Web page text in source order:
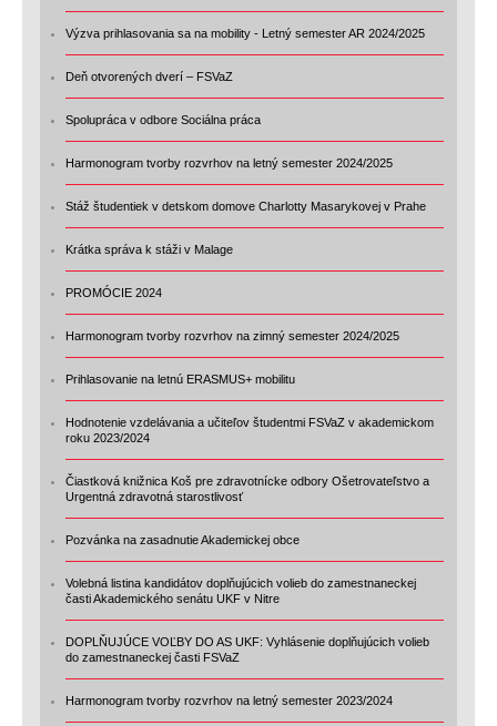
Výzva prihlasovania sa na mobility - Letný semester AR 2024/2025
Deň otvorených dverí – FSVaZ
Spolupráca v odbore Sociálna práca
Harmonogram tvorby rozvrhov na letný semester 2024/2025
Stáž študentiek v detskom domove Charlotty Masarykovej v Prahe
Krátka správa k stáži v Malage
PROMÓCIE 2024
Harmonogram tvorby rozvrhov na zimný semester 2024/2025
Prihlasovanie na letnú ERASMUS+ mobilitu
Hodnotenie vzdelávania a učiteľov študentmi FSVaZ v akademickom
roku 2023/2024
Čiastková knižnica Koš pre zdravotnícke odbory Ošetrovateľstvo a
Urgentná zdravotná starostlivosť
Pozvánka na zasadnutie Akademickej obce
Volebná listina kandidátov doplňujúcich volieb do zamestnaneckej
časti Akademického senátu UKF v Nitre
DOPLŇUJÚCE VOĽBY DO AS UKF: Vyhlásenie doplňujúcich volieb
do zamestnaneckej časti FSVaZ
Harmonogram tvorby rozvrhov na letný semester 2023/2024